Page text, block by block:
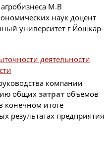
М.В
наук доцент
университет г Йошкар-
деятельности
компании
общих затратобъемов
конечном итоге
результатах предприятия